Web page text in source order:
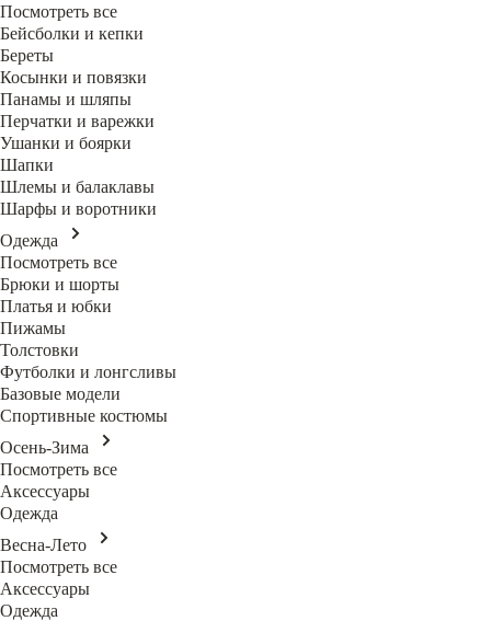
Посмотреть все
Бейсболки и кепки
Береты
Косынки и повязки
Панамы и шляпы
Перчатки и варежки
Ушанки и боярки
Шапки
Шлемы и балаклавы
Шарфы и воротники
Одежда
Посмотреть все
Брюки и шорты
Платья и юбки
Пижамы
Толстовки
Футболки и лонгсливы
Базовые модели
Спортивные костюмы
Осень-Зима
Посмотреть все
Аксессуары
Одежда
Весна-Лето
Посмотреть все
Аксессуары
Одежда